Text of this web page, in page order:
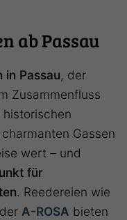
ab Passau
Passau, der
Zusammenfluss
historischen
Gassen
wert – und
für
. Reedereien wie
A-ROSA bieten